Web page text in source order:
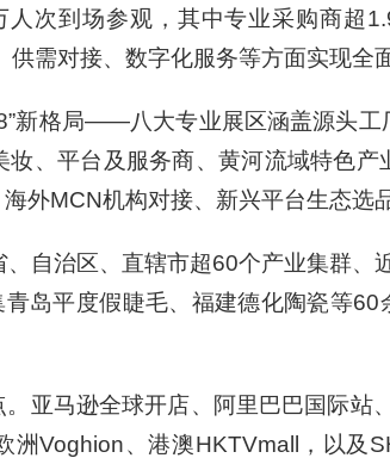
次到场参观，其中专业采购商超
需对接、数字化服务等方面实现全
”新格局——八大专业展区涵盖源头工
、平台及服务商、黄河流域特色
外MCN机构对接、新兴平台生态选
自治区、直辖市超60个产业集群
岛平度假睫毛、福建德化陶瓷等
亚马逊全球开店、阿里巴巴国际站
洲Voghion、港澳HKTVmall，以及